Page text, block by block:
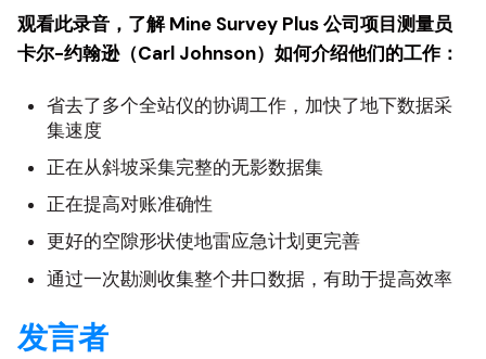
观看此录音，了解 Mine Survey Plus 公司项目测量员
卡尔-约翰逊（Carl Johnson）如何介绍他们的工作：
省去了多个全站仪的协调工作，加快了地下数据采
集速度
正在从斜坡采集完整的无影数据集
正在提高对账准确性
更好的空隙形状使地雷应急计划更完善
通过一次勘测收集整个井口数据，有助于提高效率
发言者